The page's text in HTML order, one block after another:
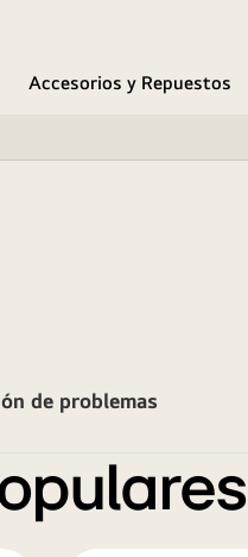
Accesorios y Repuestos
de problemas